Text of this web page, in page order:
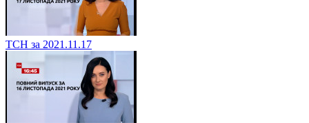
ТСН за 2021.11.17